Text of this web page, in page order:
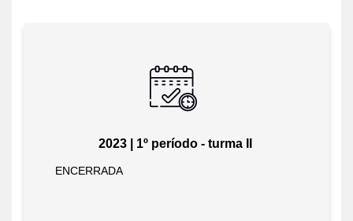
2023 | 1º período - turma II
ENCERRADA